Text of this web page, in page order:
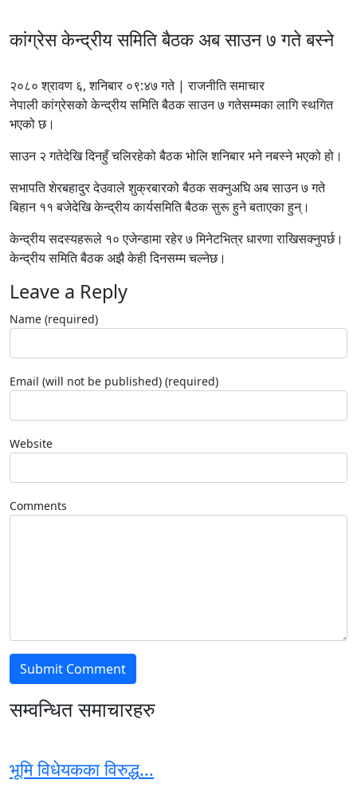
कांग्रेस केन्द्रीय समिति बैठक अब साउन ७ गते बस्ने
२०८० श्रावण ६, शनिबार ०९:४७ गते | राजनीति समाचार
नेपाली कांग्रेसको केन्द्रीय समिति बैठक साउन ७ गतेसम्मका लागि स्थगित
भएको छ।
साउन २ गतेदेखि दिनहुँ चलिरहेको बैठक भोलि शनिबार भने नबस्ने भएको हो।
सभापति शेरबहादुर देउवाले शुक्रबारको बैठक सक्नुअघि अब साउन ७ गते
बिहान ११ बजेदेखि केन्द्रीय कार्यसमिति बैठक सुरू हुने बताएका हुन्।
केन्द्रीय सदस्यहरूले १० एजेन्डामा रहेर ७ मिनेटभित्र धारणा राखिसक्नुपर्छ।
केन्द्रीय समिति बैठक अझै केही दिनसम्म चल्नेछ।
Leave a Reply
Name (required)
Email (will not be published) (required)
Website
Comments
सम्वन्धित समाचारहरु
भूमि विधेयकका विरुद्ध...